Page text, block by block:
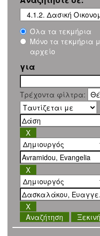
Όλα τα τεκμήρια
Μόνο τα τεκμήρια
αρχείο
για
Τρέχοντα φίλτρα: